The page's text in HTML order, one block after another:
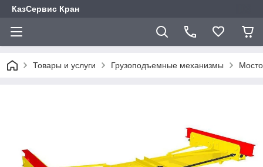
КазСервис Кран
Товары и услуги Грузоподъемные механизмы